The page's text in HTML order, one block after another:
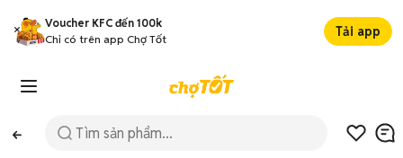
Voucher KFC đến 100k
Chỉ có trên app Chợ Tốt
Tải app